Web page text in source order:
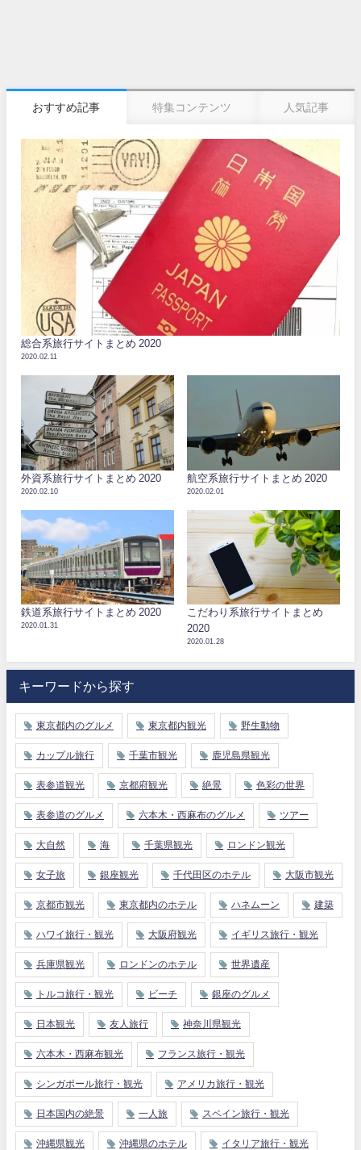
おすすめ記事 特集コンテンツ 人気記事
総合系旅行サイトまとめ 2020
2020.02.11
外資系旅行サイトまとめ 2020
2020.02.10
航空系旅行サイトまとめ 2020
2020.02.01
鉄道系旅行サイトまとめ 2020
2020.01.31
こだわり系旅行サイトまとめ
2020
2020.01.28
キーワードから探す
東京都内のグルメ 東京都内観光 野生動物
カップル旅行 千葉市観光 鹿児島県観光
表参道観光 京都府観光 絶景 色彩の世界
表参道のグルメ 六本木・西麻布のグルメ ツアー
大自然 海 千葉県観光 ロンドン観光
女子旅 銀座観光 千代田区のホテル 大阪市観光
京都市観光 東京都内のホテル ハネムーン 建築
ハワイ旅行・観光 大阪府観光 イギリス旅行・観光
兵庫県観光 ロンドンのホテル 世界遺産
トルコ旅行・観光 ビーチ 銀座のグルメ
日本観光 友人旅行 神奈川県観光
六本木・西麻布観光 フランス旅行・観光
シンガポール旅行・観光 アメリカ旅行・観光
日本国内の絶景 一人旅 スペイン旅行・観光
沖縄県観光 沖縄県のホテル イタリア旅行・観光